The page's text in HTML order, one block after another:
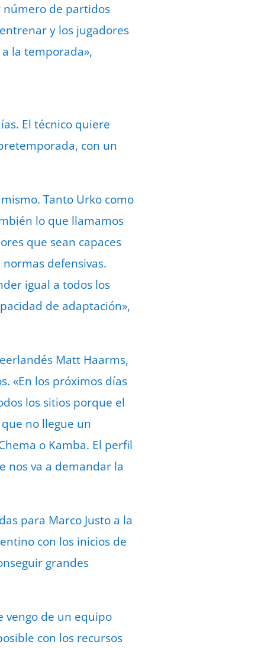
número de partidos
y los jugadores
la temporada»,
El técnico quiere
con un
Tanto Urko como
lo que llamamos
que sean capaces
defensivas.
igual a todos los
de adaptación»,
Matt Haarms,
«En los próximos días
los sitios porque el
no llegue un
o Kamba. El perfil
nos va a demandar la
para Marco Justo a la
con los inicios de
grandes
vengo de un equipo
con los recursos